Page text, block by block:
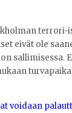
terrori-
eivät ole
sallimisessa.
voidaan